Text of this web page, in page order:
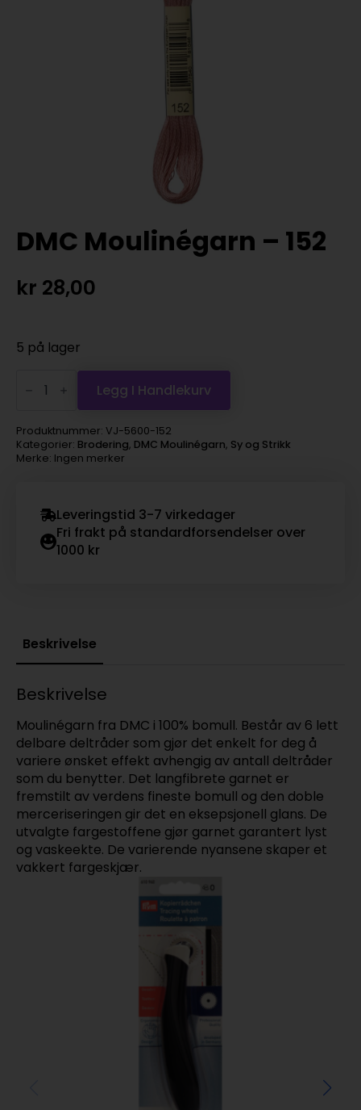
DMC Moulinégarn – 152
kr 28,00
5 på lager
Moulinégarn
antall
Legg I Handlekurv
Produktnummer: VJ-5600-152
Kategorier: Brodering, DMC Moulinégarn, Sy og Strikk
Merke: Ingen merker
Leveringstid 3-7 virkedager
Fri frakt på standardforsendelser over
1000 kr
Beskrivelse
Beskrivelse
Moulinégarn fra DMC i 100% bomull. Består av 6 lett
delbare deltråder som gjør det enkelt for deg å
variere ønsket effekt avhengig av antall deltråder
som du benytter. Det langfibrete garnet er
fremstilt av verdens fineste bomull og den doble
merceriseringen gir det en eksepsjonell glans. De
utvalgte fargestoffene gjør garnet garantert lyst
og vaskeekte. De varierende nyansene skaper et
vakkert fargeskjær.